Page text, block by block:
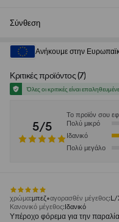
Σύνθεση
Ανήκουμε στην
Κριτικές προϊόντος(7)
Όλες οι κριτικές είναι
5/5
Το προϊόν σου
Πολύ μικρό
Ιδανικό
Πολύ μεγάλο
χρώμα:μπεζ αγορασθέν μέγεθος:L/
Κανονικό μέγεθος:Ιδανικό
Υπέροχο φόρεμα για την